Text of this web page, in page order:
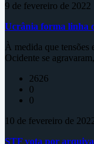
9 de fevereiro de 2022
Ucrânia forma linha
À medida que tensões
Ocidente se
2626
0
0
10 de fevereiro de
STF vota por